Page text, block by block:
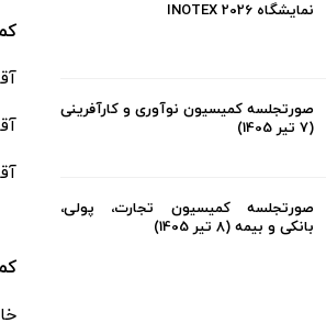
نمایشگاه INOTEX 2026
صورتجلسه کمیسیون نوآوری و کارآفرینی
(7 تیر 1405)
صورتجلسه کمیسیون تجارت، پولی،
بانکی و بیمه (8 تیر 1405)